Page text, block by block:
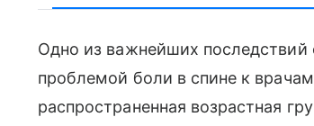
Одно из важнейших последствий
проблемой боли в спине к
распространенная возрастная